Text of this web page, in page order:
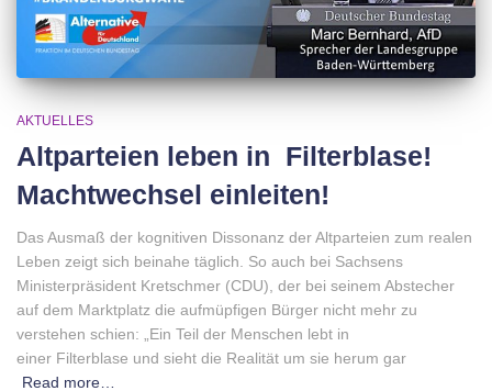
AKTUELLES
Altparteien leben in Filterblase!
Machtwechsel einleiten!
Das Ausmaß der kognitiven Dissonanz der Altparteien zum realen
Leben zeigt sich beinahe täglich. So auch bei Sachsens
Ministerpräsident Kretschmer (CDU), der bei seinem Abstecher
auf dem Marktplatz die aufmüpfigen Bürger nicht mehr zu
verstehen schien: „Ein Teil der Menschen lebt in
einer Filterblase und sieht die Realität um sie herum gar
Read more…